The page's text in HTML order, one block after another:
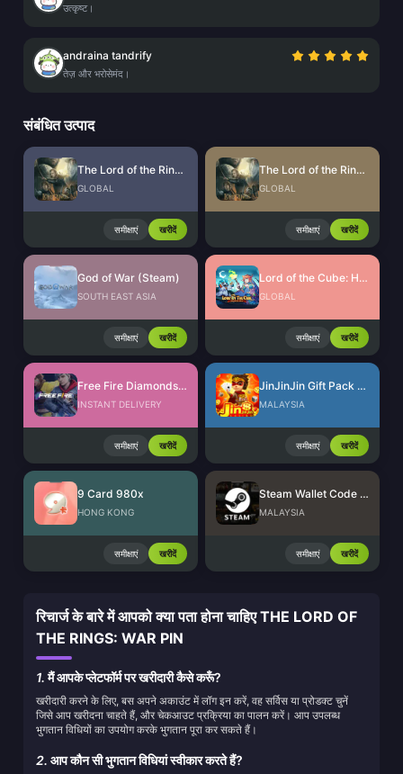
उत्कृष्ट।
andraina tandrify
तेज़ और भरोसेमंद।
संबंधित उत्पाद
The Lord of the Rings: Rise to War Gems
GLOBAL
समीक्षाएं खरीदें
The Lord of the Rings: Rise to War Gift Packs
GLOBAL
समीक्षाएं खरीदें
God of War (Steam)
SOUTH EAST ASIA
समीक्षाएं खरीदें
Lord of the Cube: Heroes RPG Voucher
GLOBAL
समीक्षाएं खरीदें
Free Fire Diamonds EU + TR
INSTANT DELIVERY
समीक्षाएं खरीदें
JinJinJin Gift Pack Redeem Code
MALAYSIA
समीक्षाएं खरीदें
9 Card 980x
HONG KONG
समीक्षाएं खरीदें
Steam Wallet Code (MYR)
MALAYSIA
समीक्षाएं खरीदें
रिचार्ज के बारे में आपको क्या पता होना चाहिए THE LORD OF
THE RINGS: WAR PIN
1.मैं आपके प्लेटफॉर्म पर खरीदारी कैसे करूँ?
खरीदारी करने के लिए, बस अपने अकाउंट में लॉग इन करें, वह सर्विस या प्रोडक्ट चुनें
जिसे आप खरीदना चाहते हैं, और चेकआउट प्रक्रिया का पालन करें। आप उपलब्ध
भुगतान विधियों का उपयोग करके भुगतान पूरा कर सकते हैं।
2. आप कौन सी भुगतान विधियां स्वीकार करते हैं?